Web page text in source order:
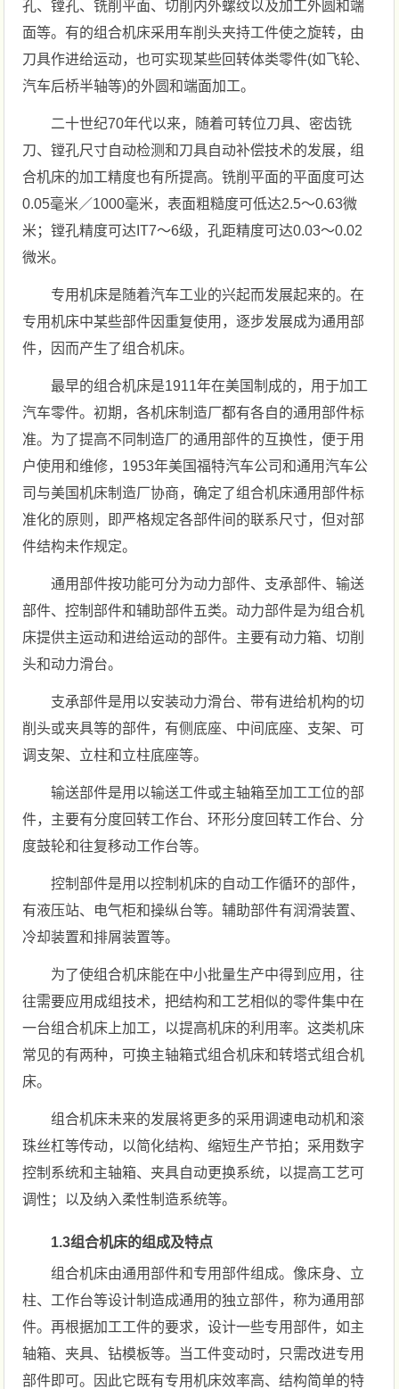
孔、镗孔、铣削平面、切削内外螺纹以及加工外圆和端
面等。有的组合机床采用车削头夹持工件使之旋转，由
刀具作进给运动，也可实现某些回转体类零件(如飞轮、
汽车后桥半轴等)的外圆和端面加工。
二十世纪70年代以来，随着可转位刀具、密齿铣
刀、镗孔尺寸自动检测和刀具自动补偿技术的发展，组
合机床的加工精度也有所提高。铣削平面的平面度可达
0.05毫米／1000毫米，表面粗糙度可低达2.5～0.63微
米；镗孔精度可达IT7～6级，孔距精度可达0.03～0.02
微米。
专用机床是随着汽车工业的兴起而发展起来的。在
专用机床中某些部件因重复使用，逐步发展成为通用部
件，因而产生了组合机床。
最早的组合机床是1911年在美国制成的，用于加工
汽车零件。初期，各机床制造厂都有各自的通用部件标
准。为了提高不同制造厂的通用部件的互换性，便于用
户使用和维修，1953年美国福特汽车公司和通用汽车公
司与美国机床制造厂协商，确定了组合机床通用部件标
准化的原则，即严格规定各部件间的联系尺寸，但对部
件结构未作规定。
通用部件按功能可分为动力部件、支承部件、输送
部件、控制部件和辅助部件五类。动力部件是为组合机
床提供主运动和进给运动的部件。主要有动力箱、切削
头和动力滑台。
支承部件是用以安装动力滑台、带有进给机构的切
削头或夹具等的部件，有侧底座、中间底座、支架、可
调支架、立柱和立柱底座等。
输送部件是用以输送工件或主轴箱至加工工位的部
件，主要有分度回转工作台、环形分度回转工作台、分
度鼓轮和往复移动工作台等。
控制部件是用以控制机床的自动工作循环的部件，
有液压站、电气柜和操纵台等。辅助部件有润滑装置、
冷却装置和排屑装置等。
为了使组合机床能在中小批量生产中得到应用，往
往需要应用成组技术，把结构和工艺相似的零件集中在
一台组合机床上加工，以提高机床的利用率。这类机床
常见的有两种，可换主轴箱式组合机床和转塔式组合机
床。
组合机床未来的发展将更多的采用调速电动机和滚
珠丝杠等传动，以简化结构、缩短生产节拍；采用数字
控制系统和主轴箱、夹具自动更换系统，以提高工艺可
调性；以及纳入柔性制造系统等。
1.3组合机床的组成及特点
组合机床由通用部件和专用部件组成。像床身、立
柱、工作台等设计制造成通用的独立部件，称为通用部
件。再根据加工工件的要求，设计一些专用部件，如主
轴箱、夹具、钻模板等。当工件变动时，只需改进专用
部件即可。因此它既有专用机床效率高、结构简单的特